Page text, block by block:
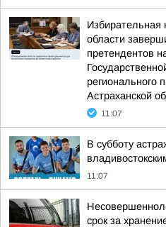
Избирательная
области
претендентов
Астраханской
11:07
В субботу
11:07
срок за